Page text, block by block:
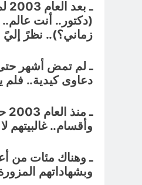
(دكتور.. أنت
زماني؟).. نظرً
ـ لم تمض أشهر
دعاوى كيدية.. فلم
وأقسام.. غالبيتهم
ـ وهناك مئات من
وبشهاداتهم